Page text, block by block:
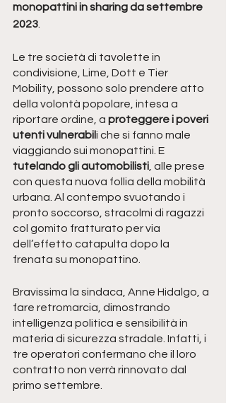
monopattini in sharing da settembre
2023
Le tre società di tavolette in
condivisione, Lime, Dott e Tier
Mobility, possono solo prendere atto
della volontà popolare, intesa a
riportare ordine, a proteggere i poveri
utenti vulnerabili che si fanno male
viaggiando sui monopattini. E
tutelando gli automobilisti , alle prese
con questa nuova follia della mobilità
urbana. Al contempo svuotando i
pronto soccorso, stracolmi di ragazzi
col gomito fratturato per via
dell’effetto catapulta dopo la
frenata su monopattino.
Bravissima la sindaca, Anne Hidalgo, a
fare retromarcia, dimostrando
intelligenza politica e sensibilità in
materia di sicurezza stradale. Infatti, i
tre operatori confermano che il loro
contratto non verrà rinnovato dal
primo settembre.